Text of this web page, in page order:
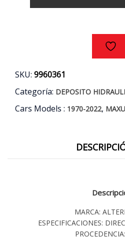
SKU: 9960361
Categoría: DEPOSITO
Cars Models : 1970-2022,
MARCA:
ESPECIFICACIONES: